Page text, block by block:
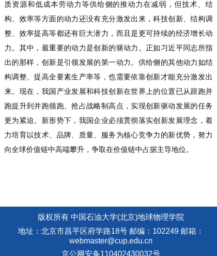
质资源和低成本劳动力等供给侧的推动力在减弱，但技术、结
构、效率等方面的动力还没有充分激发出来，科技创新、结构调
整、效率提高等都还有巨大潜力，而且是更可持续的经济增长动
力。其中，最重要的动力是创新的驱动力。正如习近平同志所指
出的那样，创新是引领发展的第一动力。供给侧的其他动力如结
构调整、提高全要素生产率等，也需要依靠创新才能充分激发出
来。现在，我国产业发展和科技创新在世界上的位置已从跟跑并
跑提升到并跑领跑、抢占战略制高点，实现创新驱动发展的任务
更为紧迫。新形势下，我国企业必须贯彻落实创新发展理念，着
力培育以技术、品牌、质量、服务为核心竞争力的新优势，努力
向全球价值链中高端攀升，争取在价值链中占据主导地位。
版权所有 中国石油大学(北京)地球物理学院
地址：北京市昌平区府学路18号 邮编：102249 邮箱：
webmaster@cup.edu.cn
京公网安备110402430032号